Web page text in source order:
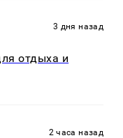
3 дня назад
отдыха и
2 часа назад